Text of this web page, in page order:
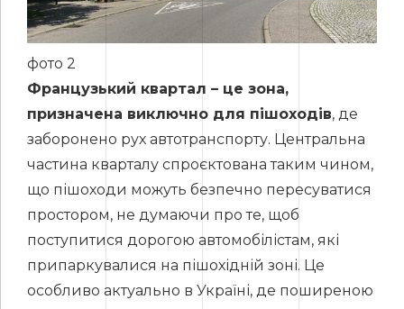
фото 2
Французький квартал – це зона,
призначена виключно для пішоходів, де
заборонено рух автотранспорту. Центральна
частина кварталу спроєктована таким чином,
що пішоходи можуть безпечно пересуватися
простором, не думаючи про те, щоб
поступитися дорогою автомобілістам, які
припаркувалися на пішохідній зоні. Це
особливо актуально в Україні, де поширеною